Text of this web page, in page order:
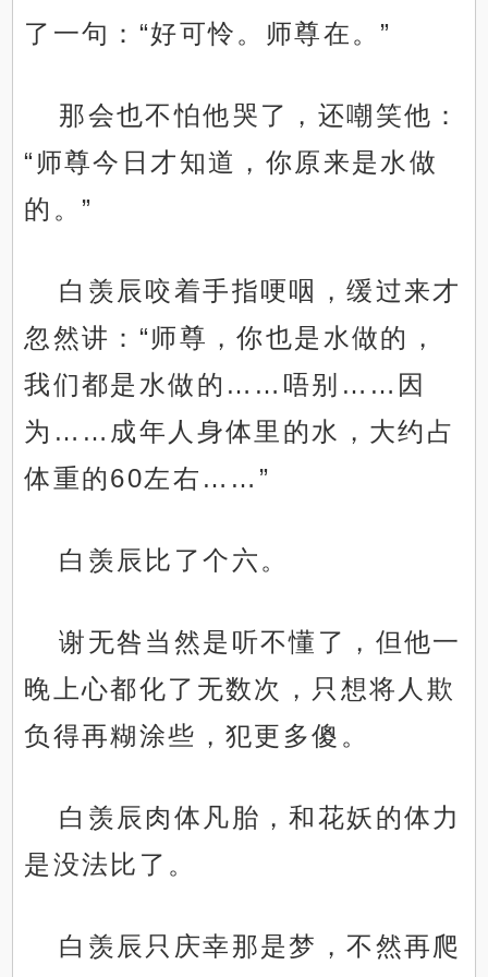
了一句：“好可怜。师尊在。”
那会也不怕他哭了，还嘲笑他：
“师尊今日才知道，你原来是水做
的。”
白羡辰咬着手指哽咽，缓过来才
忽然讲：“师尊，你也是水做的，
我们都是水做的……唔别……因
为……成年人身体里的水，大约占
体重的60左右……”
白羡辰比了个六。
谢无咎当然是听不懂了，但他一
晚上心都化了无数次，只想将人欺
负得再糊涂些，犯更多傻。
白羡辰肉体凡胎，和花妖的体力
是没法比了。
白羡辰只庆幸那是梦，不然再爬